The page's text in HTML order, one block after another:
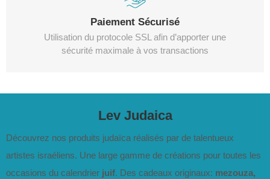
Paiement Sécurisé
Utilisation du protocole SSL afin d’apporter une
sécurité maximale à vos transactions
Lev Judaica
Découvrez nos produits judaïca réalisés par de talentueux
artistes israéliens. Une large gamme de créations pour toutes les
occasions du calendrier juif. Des cadeaux originaux: mezouza,